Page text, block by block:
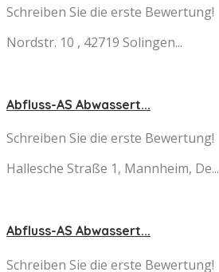
Schreiben Sie die erste Bewertung!
Nordstr. 10 , 42719 Solingen...
Abfluss-AS Abwassert...
Schreiben Sie die erste Bewertung!
Hallesche Straße 1, Mannheim, De...
Abfluss-AS Abwassert...
Schreiben Sie die erste Bewertung!